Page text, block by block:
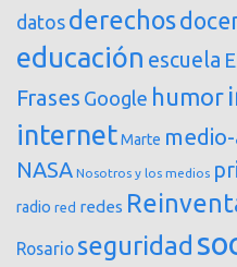
datos derechos
educación escuela
Frases Google humor
internetMarte
NASA Nosotros y los medios
radio red redes
Rosario seguridad